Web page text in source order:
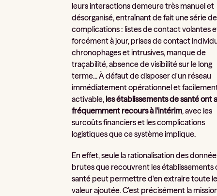
leurs interactions demeure très manuel et
désorganisé, entraînant de fait une série de
complications : listes de contact volantes
forcément à jour, prises de contact
chronophages et intrusives, manque de
traçabilité, absence de visibilité sur le long
terme... À défaut de disposer d'un réseau
immédiatement opérationnel et
activable, les établissements de santé ont
fréquemment recours à l'intérim, avec les
surcoûts financiers et les complications
logistiques que ce système implique.
En effet, seule la rationalisation des
brutes que recouvrent les établissements
santé peut permettre d'en extraire toute
valeur ajoutée. C’est précisément la